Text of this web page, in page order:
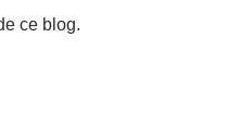
ce blog.